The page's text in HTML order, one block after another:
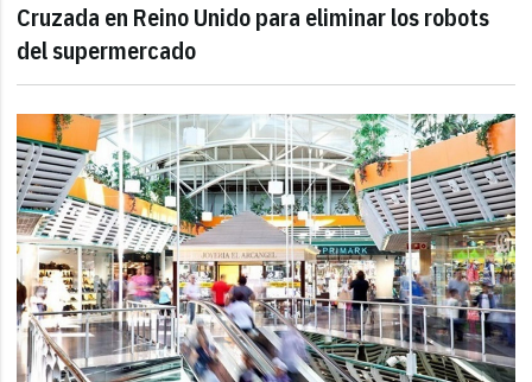
Cruzada en Reino Unido para eliminar los robots
del supermercado